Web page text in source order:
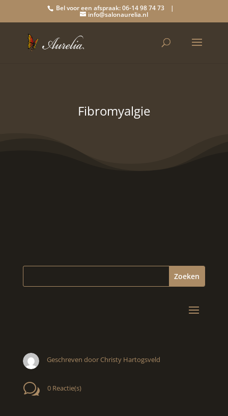
Bel voor een afspraak: 06-14 98 74 73 |
info@salonaurelia.nl
Fibromyalgie
Geschreven door Christy Hartogsveld
w 0 Reactie(s)